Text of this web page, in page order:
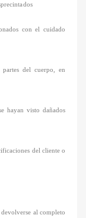
con el cuidado
del cuerpo, en
hayan visto dañados
del cliente o
al completo